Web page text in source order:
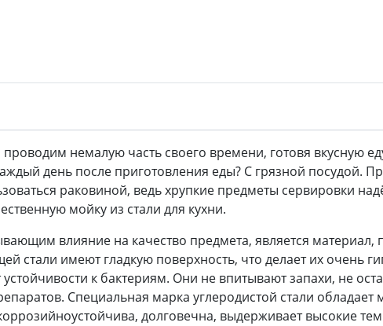
немалую часть своего времени, готовя вкусную
день после приготовления еды? С грязной посудой.
раковиной, ведь хрупкие предметы сервировки
мойку из стали для кухни.
влияние на качество предмета, является
стали имеют гладкую поверхность, что делает их очень
к бактериям. Они не впитывают запахи, не
Специальная марка углеродистой стали
долговечна, выдерживает высокие